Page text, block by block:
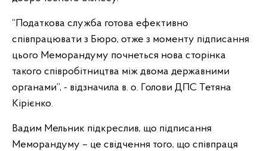
“Податкова служба готова ефективно
співпрацювати з Бюро, отже з моменту підписання
цього Меморандуму почнеться нова сторінка
такого співробітництва між двома державними
органами”, - відзначила в. о. Голови ДПС Тетяна
Кірієнко.
Вадим Мельник підкреслив, що підписання
Меморандуму – це свідчення того, що співпраця